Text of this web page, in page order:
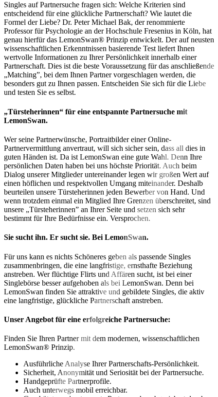
Singles auf Partnersuche fragen sich: Welche Kriterien sind
entscheidend für eine glückliche Partnerschaft? Wie lautet die
Formel der Liebe? Dr. Peter Michael Bak, der renommierte
Professor für Psychologie an der Hochschule Fresenius in Köln, hat
genau hierfür das LemonSwan® Prinzip entwickelt. Der auf neusten
wissenschaftlichen Erkenntnissen basierende Test liefert Ihnen
wertvolle Informationen zu Ihrer Persönlichkeit innerhalb einer
Partnerschaft. Dies ist die beste Voraussetzung für das anschließende
„Matching”, bei dem Ihnen Partner vorgeschlagen werden, die
besonders gut zu Ihnen passen. Entscheiden Sie sich für die Liebe
und testen Sie es selbst.
„Türsteherinnen“ für eine entspannte Partnersuche mit
LemonSwan.
Wer seine Partnerwünsche, Portraitbilder einer Online-
Partnervermittlung anvertraut, will sich sicher sein, dass all dies in
guten Händen ist. Da ist LemonSwan eine gute Wahl. Denn Ihre
persönlichen Daten haben bei uns höchste Priorität. Auch beim
Dialog unserer Mitglieder untereinander legen wir großen Wert auf
einen höflichen und respektvollen Umgang miteinander. Deshalb
beurteilen unsere Türsteherinnen jeden Bewerber von Hand. Und
wenn trotzdem einmal ein Mitglied Ihre Grenzen überschreitet, sind
unsere „Türsteherinnen” an Ihrer Seite und setzen sich sehr
bestimmt für Ihre Bedürfnisse ein. Versprochen.
Sie sucht ihn. Er sucht sie. Bei LemonSwan.
Für uns kann es nichts Schöneres geben als passende Singles
zusammenbringen, die eine langfristige, ernsthafte Beziehung
anstreben. Wer flüchtige Flirts und Affären sucht, ist bei einer
Singlebörse besser aufgehoben als bei LemonSwan. Denn bei
LemonSwan finden Sie attraktive und gebildete Singles, die aktiv
eine langfristige, glückliche Partnerschaft anstreben.
Unser Angebot für eine erfolgreiche Partnersuche:
Finden Sie Ihren Partner mit dem modernen, wissenschaftlichen
LemonSwan® Prinzip.
Ausführliche Analyse Ihrer Partnerschafts-Persönlichkeit.
Sicherheit, Anonymität und Seriosität bei der Partnersuche.
Handgeprüfte Partnerprofile.
Auch unterwegs mobil erreichbar.